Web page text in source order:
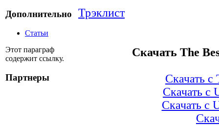
Дополнительно
Статьи
Этот параграф
содержит ссылку.
Партнеры
Трэклист
Скачать The
Скачать с
Скачать с
Скачать с